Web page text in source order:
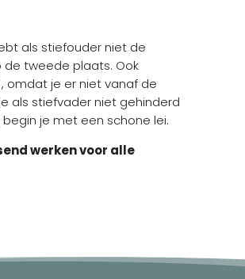
als stiefouder niet de
tweede plaats. Ook
omdat je er niet vanaf de
als stiefvader niet gehinderd
je met een schone lei.
werken voor alle